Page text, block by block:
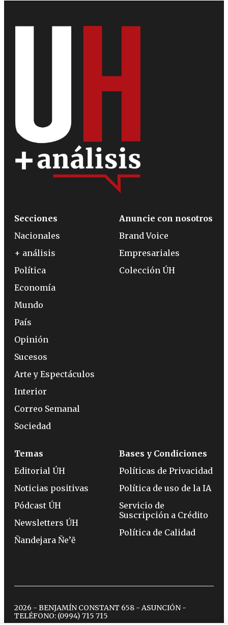
Secciones
Nacionales
+ análisis
Política
Economía
Mundo
País
Opinión
Sucesos
Arte y Espectáculos
Interior
Correo Semanal
Sociedad
Anuncie con nosotros
Brand Voice
Empresariales
Colección ÚH
Temas
Editorial ÚH
Noticias positivas
Pódcast ÚH
Newsletters ÚH
Ñandejara Ñe’ẽ
Bases y Condiciones
Políticas de Privacidad
Política de uso de la IA
Servicio de
Suscripción a Crédito
Política de Calidad
2026 - BENJAMÍN CONSTANT 658 - ASUNCIÓN -
TELÉFONO: (0994) 715 715